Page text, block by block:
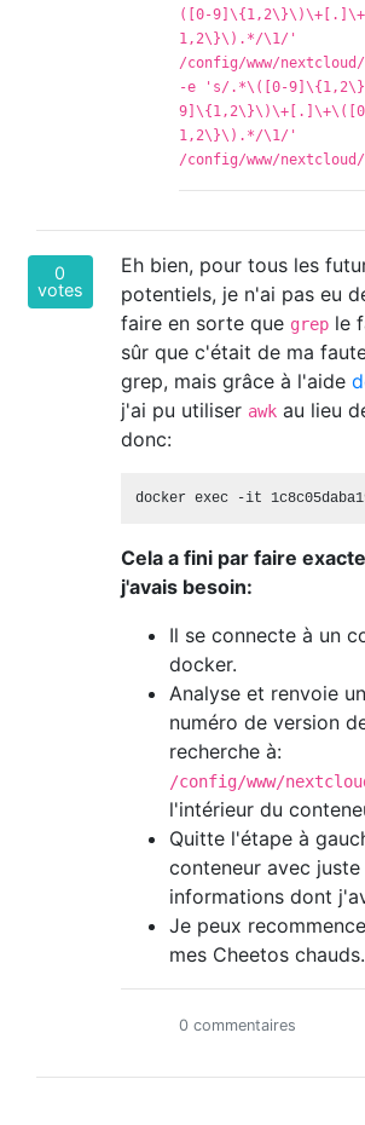
([0-
1,2\}\).*/\1/'
/config/www/
-e 's/.*\([0-
1,2\}\).*/\1/'
/config/www/
0
votes
Eh bien, pour tous les
potentiels, je n'ai pas eu
faire en sorte que greple
sûr que c'était de ma
grep, mais grâce à l'aide
j'ai pu utiliser awkau lieu
donc:
Cela a fini par faire
j'avais besoin:
Il se connecte à un
docker.
Analyse et renvoie
numéro de version
recherche à:
/config/www/
l'intérieur du
Quitte l'étape à
conteneur avec juste
informations dont
Je peux
mes Cheetos chauds.
0 commentaires